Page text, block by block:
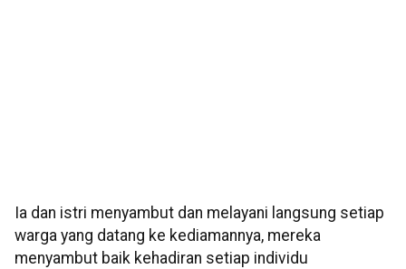
Ia dan istri menyambut dan melayani langsung setiap
warga yang datang ke kediamannya, mereka
menyambut baik kehadiran setiap individu